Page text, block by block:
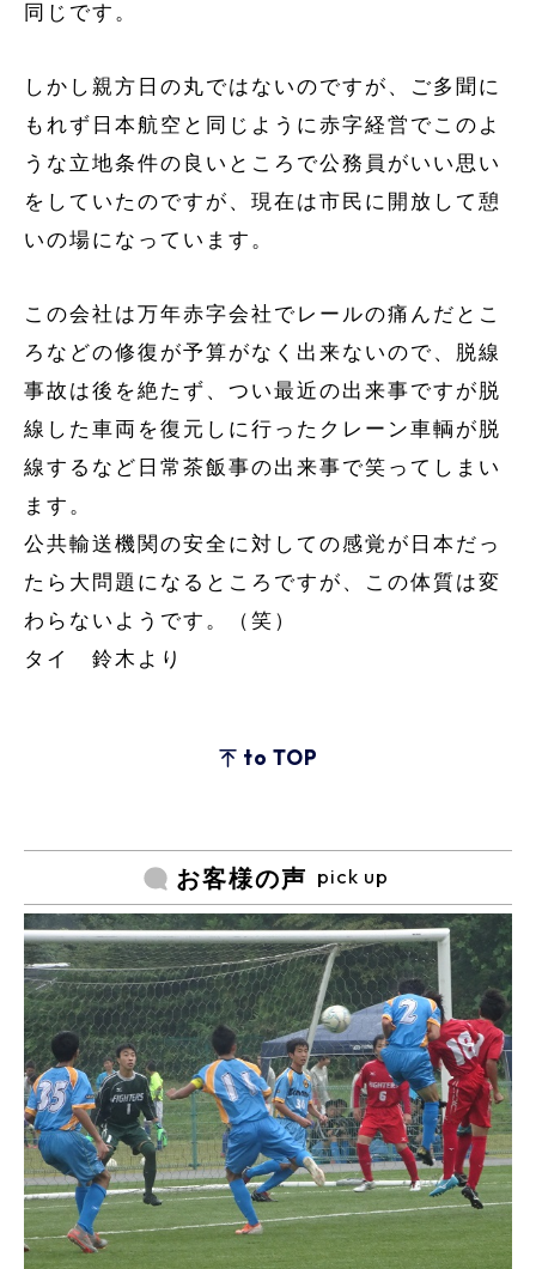
同じです。
しかし親方日の丸ではないのですが、ご多聞に
もれず日本航空と同じように赤字経営でこのよ
うな立地条件の良いところで公務員がいい思い
をしていたのですが、現在は市民に開放して憩
いの場になっています。
この会社は万年赤字会社でレールの痛んだとこ
ろなどの修復が予算がなく出来ないので、脱線
事故は後を絶たず、つい最近の出来事ですが脱
線した車両を復元しに行ったクレーン車輌が脱
線するなど日常茶飯事の出来事で笑ってしまい
ます。
公共輸送機関の安全に対しての感覚が日本だっ
たら大問題になるところですが、この体質は変
わらないようです。（笑）
タイ 鈴木より
to TOP
お客様の声 pick up